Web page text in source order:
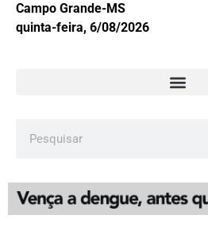
Campo Grande-MS
quinta-feira, 6/08/2026